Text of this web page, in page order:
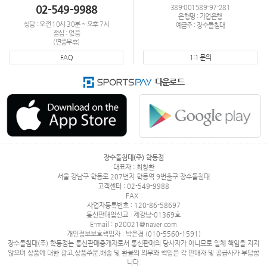
02-549-9988
상담 : 오전 10시 30분 ~ 오후 7시
점심 : 없음
(연중무휴)
FAQ
389-001589-97-281
은행명 : 기업은행
예금주 : 장수돌침대
1:1 문의
다운로드
장수돌침대(주) 학동점
대표자 : 최창환
서울 강남구 학동로 207번지 학동역 9번출구 장수돌침대
고객센터 : 02-549-9988
FAX :
사업자등록번호 : 120-86-58697
통신판매업신고 : 제강남-01369호
E-mail : p20021@naver.com
개인정보보호책임자 : 박은경 (010-5560-1591)
장수돌침대(주) 학동점는 통신판매중개자로서 통신판매의 당사자가 아니므로 일체 책임을 지지
않으며 상품에 대한 광고,상품주문,배송 및 환불의 의무와 책임은 각 판매자 및 공급사가 부담합
니다.